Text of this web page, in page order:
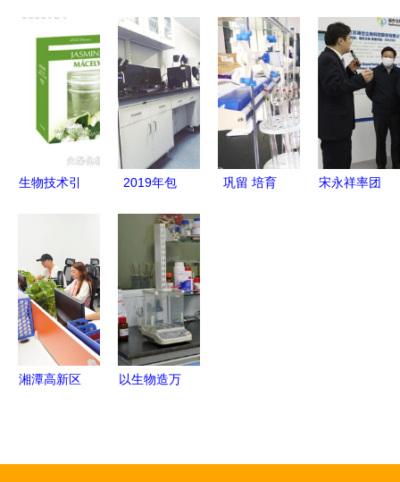
前沿研发驱
动未来健康
齐下，生物
领域一
路“狂飙”
业“芯”与通
信技术开发
的双重革命
信技术开发
领域的创新
探索
生物技术引
宝莉的研发
之路
2019年包
技进展
巩留 培育
宋永祥率团
湘潭高新区
以生物造万